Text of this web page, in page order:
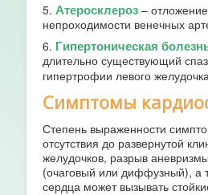
5. Атеросклероз– отложение
непроходимости венечных
6. Гипертоническая
длительно существующий
гипертрофии левого
Симптомы
Степень выраженности
отсутствия до развернутой
желудочков, разрыв
(очаговый или диффузный), а
сердца может вызывать